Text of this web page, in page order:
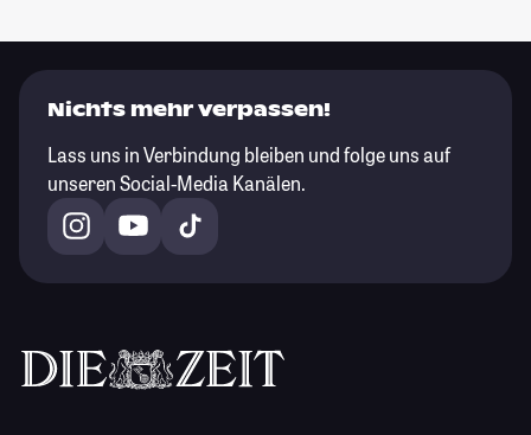
Nichts mehr verpassen!
Lass uns in Verbindung bleiben und folge uns auf
unseren Social-Media Kanälen.